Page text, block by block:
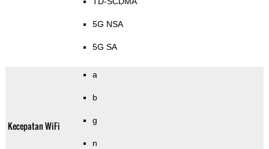
5G NSA
5G SA
Kecepatan WiFi
a
b
g
n